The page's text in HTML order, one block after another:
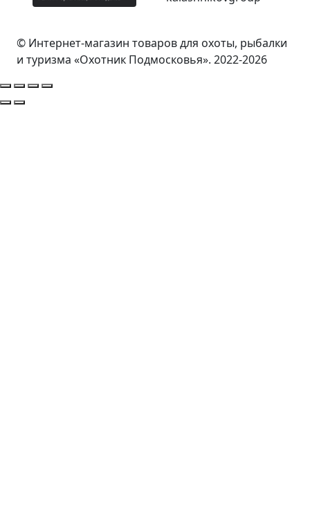
© Интернет-магазин товаров для охоты, рыбалки
и туризма «Охотник Подмосковья». 2022-2026